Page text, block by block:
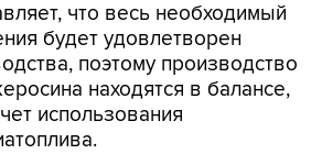
что весь необходимый
будет удовлетворен
поэтому производство
находятся в балансе,
использования